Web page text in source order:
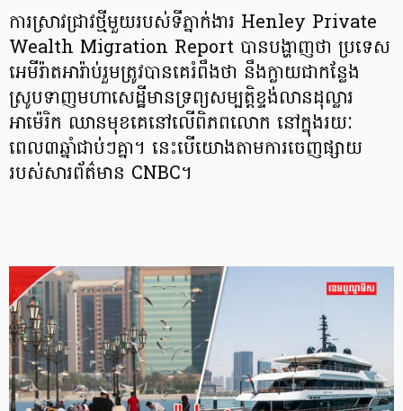
ការស្រាវជ្រាវថ្មីមួយរបស់ទីភ្នាក់ងារ Henley Private
Wealth Migration Report បានបង្ហាញថា ប្រទេស
អេមីរ៉ាតអារ៉ាប់រួមត្រូវបានគេរំពឹងថា នឹងក្លាយជាកន្លែង
ស្រូបទាញមហាសេដ្ឋីមានទ្រព្យសម្បត្តិខ្ទង់លានដុល្លារ
អាម៉េរិក ឈានមុខគេនៅលើពិភពលោក នៅក្នុងរយៈ
ពេល៣ឆ្នាំជាប់ៗគ្នា។ នេះបើយោងតាមការចេញផ្សាយ
របស់សារព័ត៌មាន CNBC។